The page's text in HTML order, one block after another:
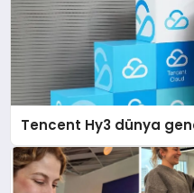
Tencent Hy3 dünya